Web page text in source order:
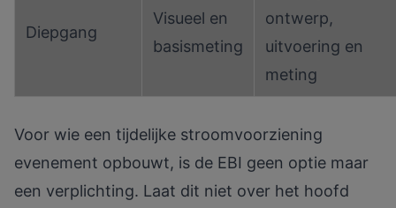
Diepgang
Visueel en
basismeting
ontwerp,
uitvoering en
meting
Voor wie een tijdelijke stroomvoorziening
evenement opbouwt, is de EBI geen optie maar
een verplichting. Laat dit niet over het hoofd